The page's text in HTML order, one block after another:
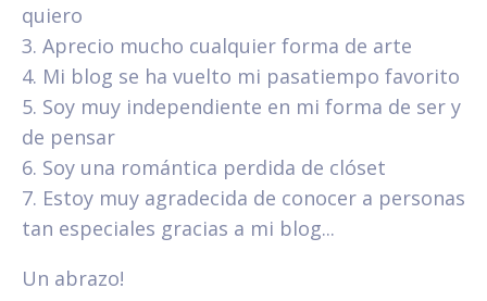
quiero
3. Aprecio mucho cualquier forma de arte
4. Mi blog se ha vuelto mi pasatiempo favorito
5. Soy muy independiente en mi forma de ser y
de pensar
6. Soy una romántica perdida de clóset
7. Estoy muy agradecida de conocer a personas
tan especiales gracias a mi blog...
Un abrazo!